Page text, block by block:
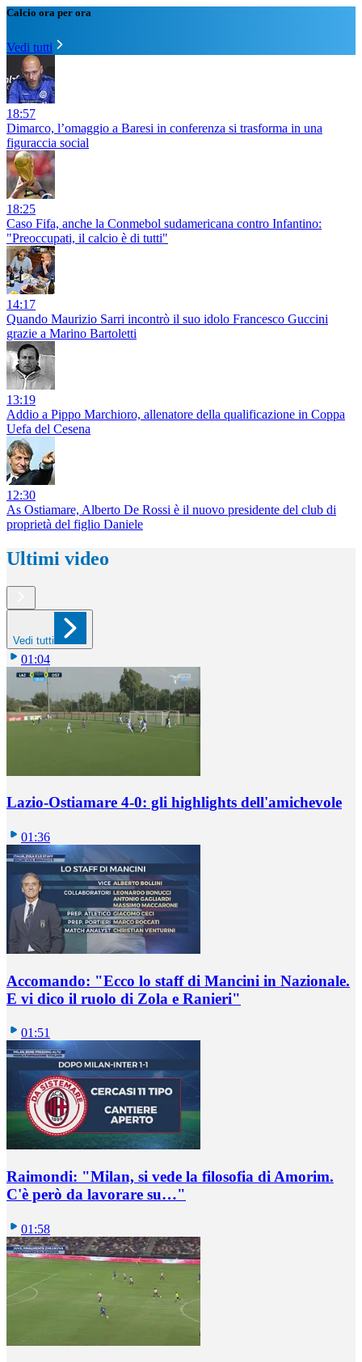
Calcio ora per ora
Vedi tutti
18:57
Dimarco, l’omaggio a Baresi in conferenza si trasforma in una
figuraccia social
18:25
Caso Fifa, anche la Conmebol sudamericana contro Infantino:
"Preoccupati, il calcio è di tutti"
14:17
Quando Maurizio Sarri incontrò il suo idolo Francesco Guccini
grazie a Marino Bartoletti
13:19
Addio a Pippo Marchioro, allenatore della qualificazione in Coppa
Uefa del Cesena
12:30
As Ostiamare, Alberto De Rossi è il nuovo presidente del club di
proprietà del figlio Daniele
Ultimi video
Vedi tutti
01:04
Lazio-Ostiamare 4-0: gli highlights dell'amichevole
01:36
Accomando: "Ecco lo staff di Mancini in Nazionale.
E vi dico il ruolo di Zola e Ranieri"
01:51
Raimondi: "Milan, si vede la filosofia di Amorim.
C'è però da lavorare su…"
01:58